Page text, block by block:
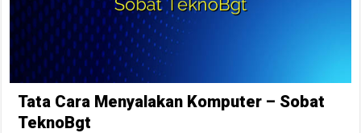
Tata Cara Menyalakan Komputer – Sobat
TeknoBgt